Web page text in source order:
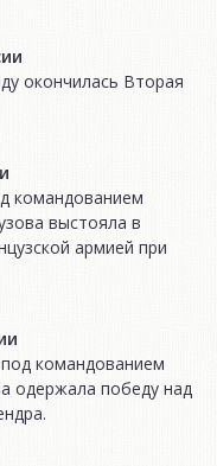
окончилась Вторая
командованием
выстояла в
армией при
под командованием
одержала победу над